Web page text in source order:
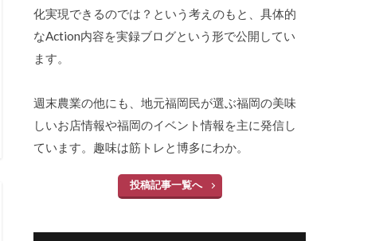
化実現できるのでは？という考えのもと、具体的
なAction内容を実録ブログという形で公開してい
ます。
週末農業の他にも、地元福岡民が選ぶ福岡の美味
しいお店情報や福岡のイベント情報を主に発信し
ています。趣味は筋トレと博多にわか。
投稿記事一覧へ